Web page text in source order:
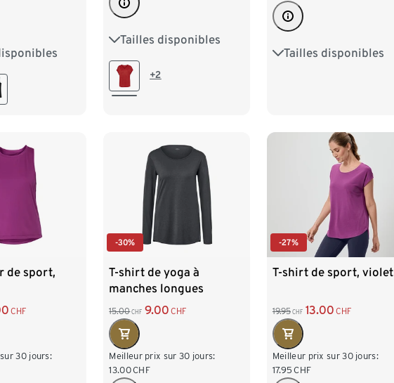
S 36/38
Tailles disponibles
XS 32/34 S 36/38
M 40/42+2
Tailles disponibles
XS 32/34 S 36/38
de sport,
CHF
30 jours:
-30%
T-shirt de yoga à
manches longues
15.00 CHF 9.00 CHF
Meilleur prix sur 30 jours:
13.00CHF
-27%
T-shirt de sport, violet
19.95 CHF 13.00 CHF
Meilleur prix sur 30 jours:
17.95 CHF